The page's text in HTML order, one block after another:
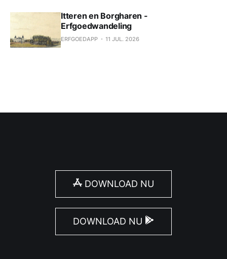
Itteren en Borgharen -
Erfgoedwandeling
ERFGOEDAPP 11 JUL. 2026
DOWNLOAD NU
DOWNLOAD NU